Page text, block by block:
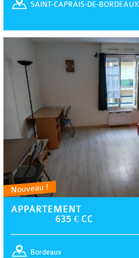
SAINT-CAPRAIS-DE-BORDEAUX
Nouveau !
APPARTEMENT
635 € CC
Bordeaux